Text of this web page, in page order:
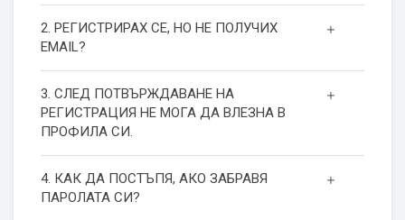
2. РЕГИСТРИРАХ СЕ, НО НЕ ПОЛУЧИХ
EMAIL?
3. СЛЕД ПОТВЪРЖДАВАНЕ НА
РЕГИСТРАЦИЯ НЕ МОГА ДА ВЛЕЗНА В
ПРОФИЛА СИ.
4. КАК ДА ПОСТЪПЯ, АКО ЗАБРАВЯ
ПАРОЛАТА СИ?